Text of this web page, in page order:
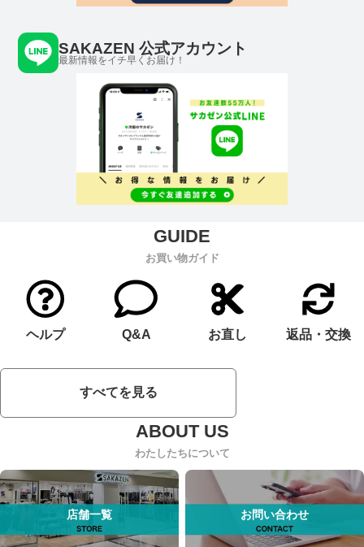
SAKAZEN 公式アカウント
最新情報をイチ早くお届け！
お買い物ガイド
ヘルプ Q&A お直し 返品・交換
すべてを見る
わたしたちについて
店舗一覧 お問い合わせ